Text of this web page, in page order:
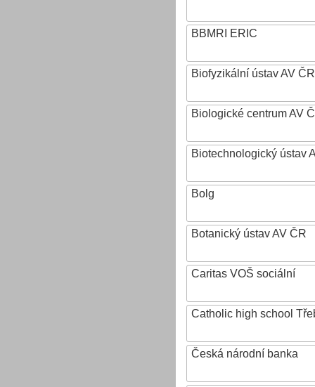
BBMRI ERIC
Biofyzikální ústav AV ČR
Biologické centrum AV
Biotechnologický ústav
Bolg
Botanický ústav AV ČR
Caritas VOŠ sociální
Catholic high school
Česká národní banka